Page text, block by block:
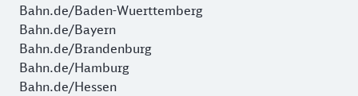
Bahn.de/Baden-Wuerttemberg
Bahn.de/Bayern
Bahn.de/Brandenburg
Bahn.de/Hamburg
Bahn.de/Hessen